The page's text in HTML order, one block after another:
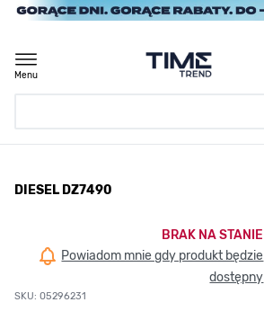
Przejdź do treści
Menu
/
DIESEL DZ7490
DIESEL DZ7490
BRAK NA STANIE
Powiadom mnie gdy produkt będzie
dostępny
SKU: 05296231